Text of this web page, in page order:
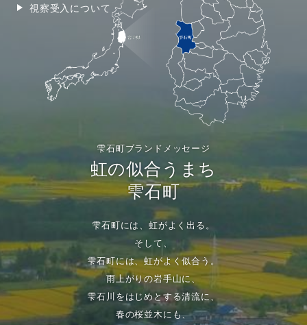
視察受入について
雫石町ブランドメッセージ
虹の似合うまち
雫石町
雫石町には、虹がよく出る。
そして、
雫石町には、虹がよく似合う。
雨上がりの岩手山に、
雫石川をはじめとする清流に、
春の桜並木にも、